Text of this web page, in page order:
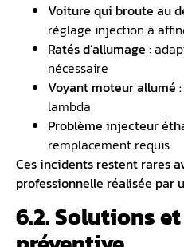
Voiture qui broute au
réglage injection à
Ratés d’allumage :
nécessaire
Voyant moteur allumé :
lambda
Problème injecteur
remplacement requis
Ces incidents restent rares
professionnelle réalisée par
6.2. Solutions